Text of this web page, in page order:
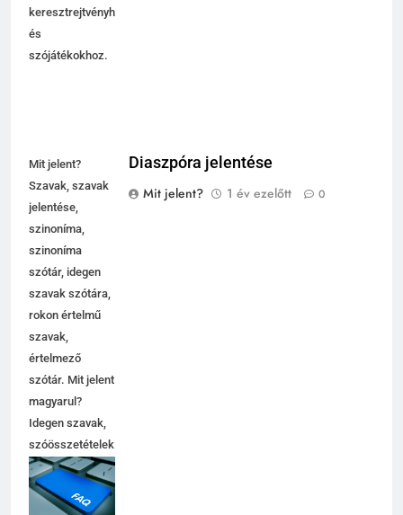
keresztrejtvényhez
és
szójátékokhoz.
Mit jelent?
Szavak, szavak
jelentése,
szinoníma,
szinoníma
szótár, idegen
szavak szótára,
rokon értelmű
szavak,
értelmező
szótár. Mit jelent
magyarul?
Idegen szavak,
szóösszetételek
jelentése,
magyarázata,
használata,
Diaszpóra jelentése
Mit jelent?
1 év ezelőtt 0
5
6